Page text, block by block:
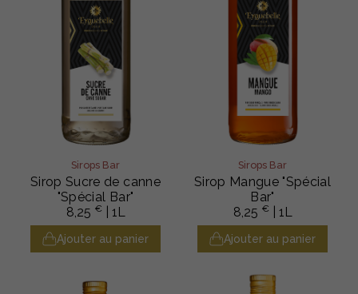
Sirops Bar
Sirop Sucre de canne
"Spécial Bar"
8,25 € | 1L
Ajouter au panier
Sirops Bar
Sirop Mangue "Spécial
Bar"
8,25 € | 1L
Ajouter au panier